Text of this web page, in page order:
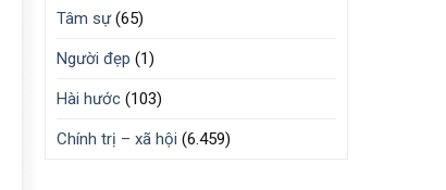
Tâm sự(65)
Người đẹp (1)
Hài hước (103)
Chính trị – xã hội (6.459)